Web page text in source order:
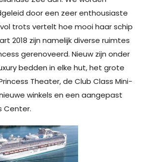
door een zeer enthousiaste
trots vertelt hoe mooi haar schip
2018 zijn namelijk diverse ruimtes
gerenoveerd. Nieuw zijn onder
bedden in elke hut, het grote
Theater, de Club Class Mini-
winkels en een aangepast
Center.